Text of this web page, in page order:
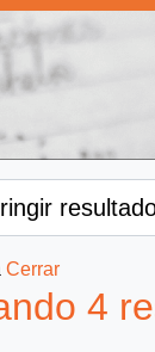
Cerrar
4